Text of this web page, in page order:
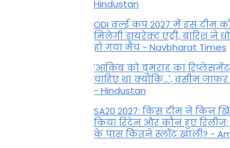
Hindustan
ODI वर्ल्ड कप 2027 में इस टीम
मिलेगी डायरेक्ट एंट्री, बारिश ने
हो गया मैच - Navbharat Times
'आकिब को बुमराह का रिप्लेसमेंट
चाहिए था क्योंकि...', वसीम
- Hindustan
SA20 2027: किस टीम ने किन
किया रिटेन और कौन हुए
के पास कितने स्लॉट खाली? -